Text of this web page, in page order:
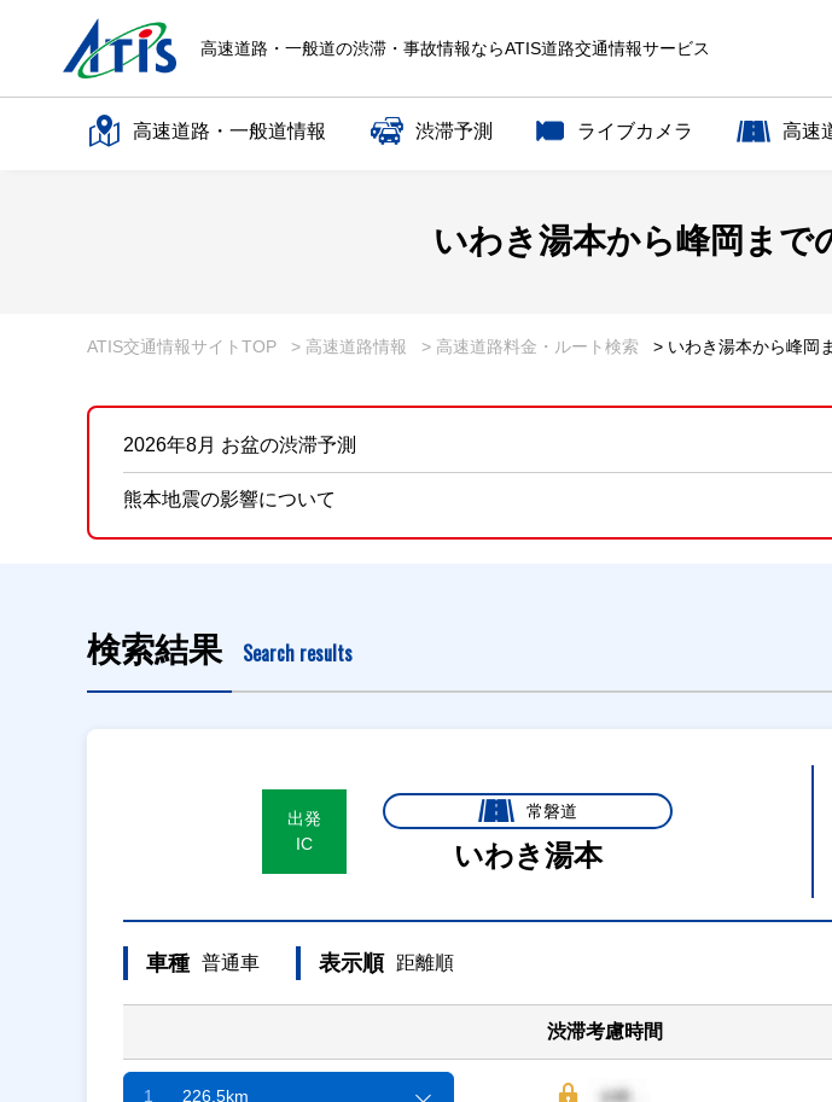
高速道路・一般道の渋滞・事故情報ならATIS道路交通情報サービス
高速道路・一般道情報 渋滞予測 ライブカメラ 高速
いわき湯本から峰岡まで
ATIS交通情報サイトTOP > 高速道路情報 > 高速道路料金・ルート検索 > いわき湯本から峰岡
2026年8月 お盆の渋滞予測
熊本地震の影響について
検索結果 Search results
出発
IC
常磐道
いわき湯本
車種 普通車 表示順 距離順
渋滞考慮時間
1 226.5km